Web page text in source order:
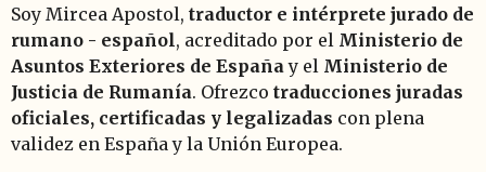
Soy Mircea Apostol, traductor e intérprete jurado de
rumano - español, acreditado por el Ministerio de
Asuntos Exteriores de España y el Ministerio de
Justicia de Rumanía. Ofrezco traducciones juradas
oficiales, certificadas y legalizadas con plena
validez en España y la Unión Europea.